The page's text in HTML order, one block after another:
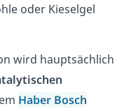
oder Kieselgel
wird hauptsächlich
Haber Bosch